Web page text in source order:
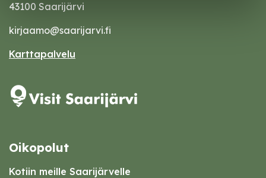
43100 Saarijärvi
kirjaamo@saarijarvi.fi
Karttapalvelu
Oikopolut
Kotiin meille Saarijärvelle